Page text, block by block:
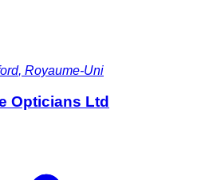
, Royaume-Uni
Opticians Ltd